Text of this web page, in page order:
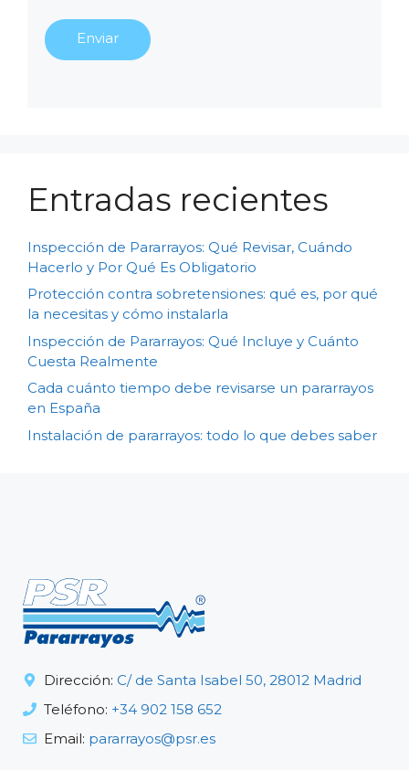
Entradas recientes
Inspección de Pararrayos: Qué Revisar, Cuándo
Hacerlo y Por Qué Es Obligatorio
Protección contra sobretensiones: qué es, por qué
la necesitas y cómo instalarla
Inspección de Pararrayos: Qué Incluye y Cuánto
Cuesta Realmente
Cada cuánto tiempo debe revisarse un pararrayos
en España
Instalación de pararrayos: todo lo que debes saber
Dirección: C/ de Santa Isabel 50, 28012 Madrid
Teléfono: +34 902 158 652
Email: pararrayos@psr.es